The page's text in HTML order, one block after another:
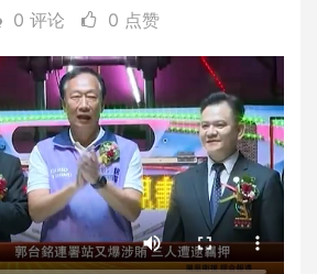
0 评论 0 点赞
a
i
o
n